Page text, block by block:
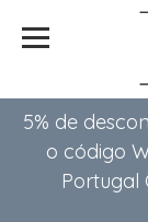
5% de
o código
Portugal